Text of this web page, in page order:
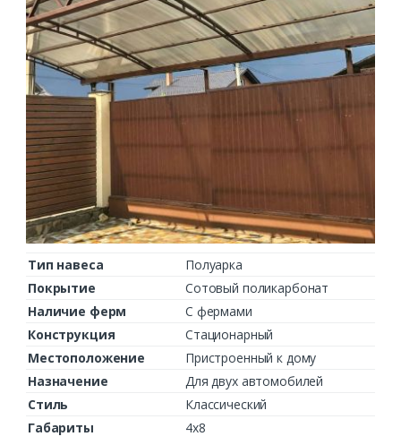
Тип навеса
Полуарка
Покрытие
Сотовый поликарбонат
Наличие ферм
С фермами
Конструкция
Стационарный
Местоположение
Пристроенный к дому
Назначение
Для двух автомобилей
Стиль
Классический
Габариты
4х8